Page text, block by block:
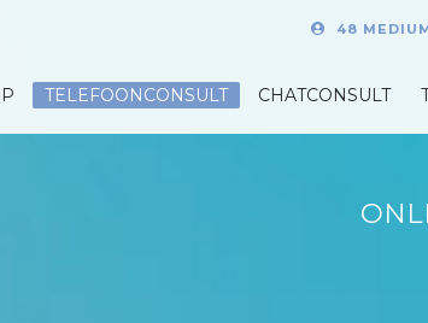
48
TELEFOONCONSULT CHATCONSULT